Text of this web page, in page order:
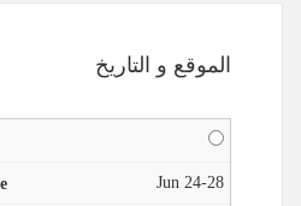
الموقع و التاريخ
24-28 Jun